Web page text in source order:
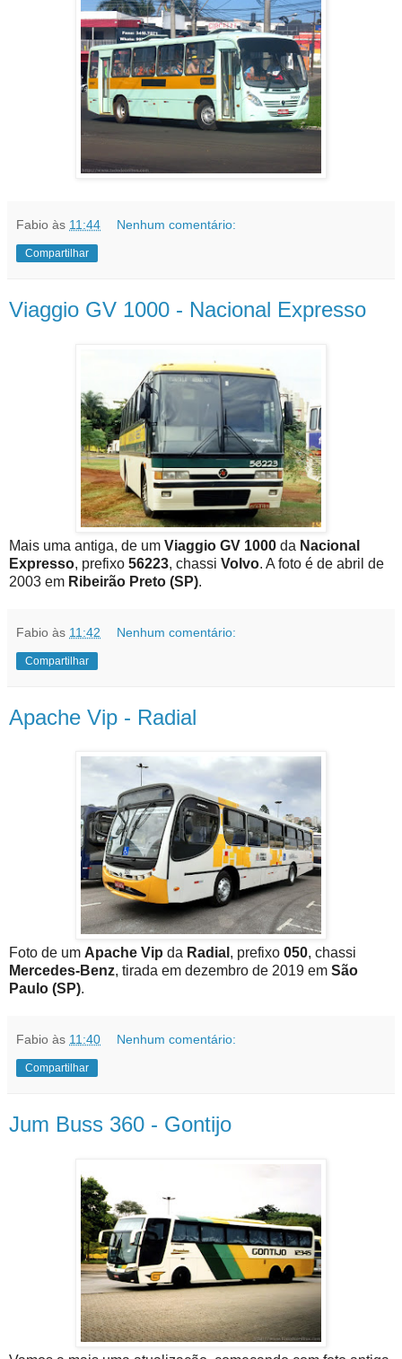
Fabio às 11:44 Nenhum comentário:
Compartilhar
Viaggio GV 1000 - Nacional Expresso
Mais uma antiga, de um Viaggio GV 1000 da Nacional
Expresso, prefixo 56223, chassi Volvo. A foto é de abril de
2003 em Ribeirão Preto (SP).
Fabio às 11:42 Nenhum comentário:
Compartilhar
Apache Vip - Radial
Foto de um Apache Vip da Radial , prefixo 050, chassi
Mercedes-Benz, tirada em dezembro de 2019 em São
Paulo (SP).
Fabio às 11:40 Nenhum comentário:
Compartilhar
Jum Buss 360 - Gontijo